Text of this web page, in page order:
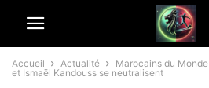
Accueil Actualité Marocains du Monde
et Ismaël Kandouss se neutralisent